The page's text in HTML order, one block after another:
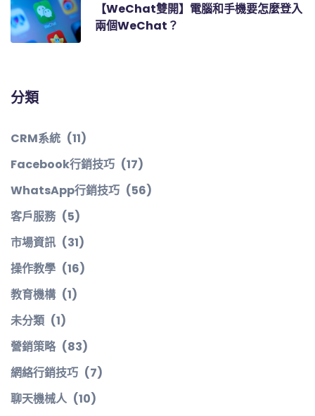
【WeChat雙開】電腦和手機要怎麼登入
兩個WeChat？
分類
CRM系統 (11)
Facebook行銷技巧 (17)
WhatsApp行銷技巧 (56)
客戶服務 (5)
市場資訊 (31)
操作教學 (16)
教育機構 (1)
未分類 (1)
營銷策略 (83)
網絡行銷技巧 (7)
聊天機械人 (10)